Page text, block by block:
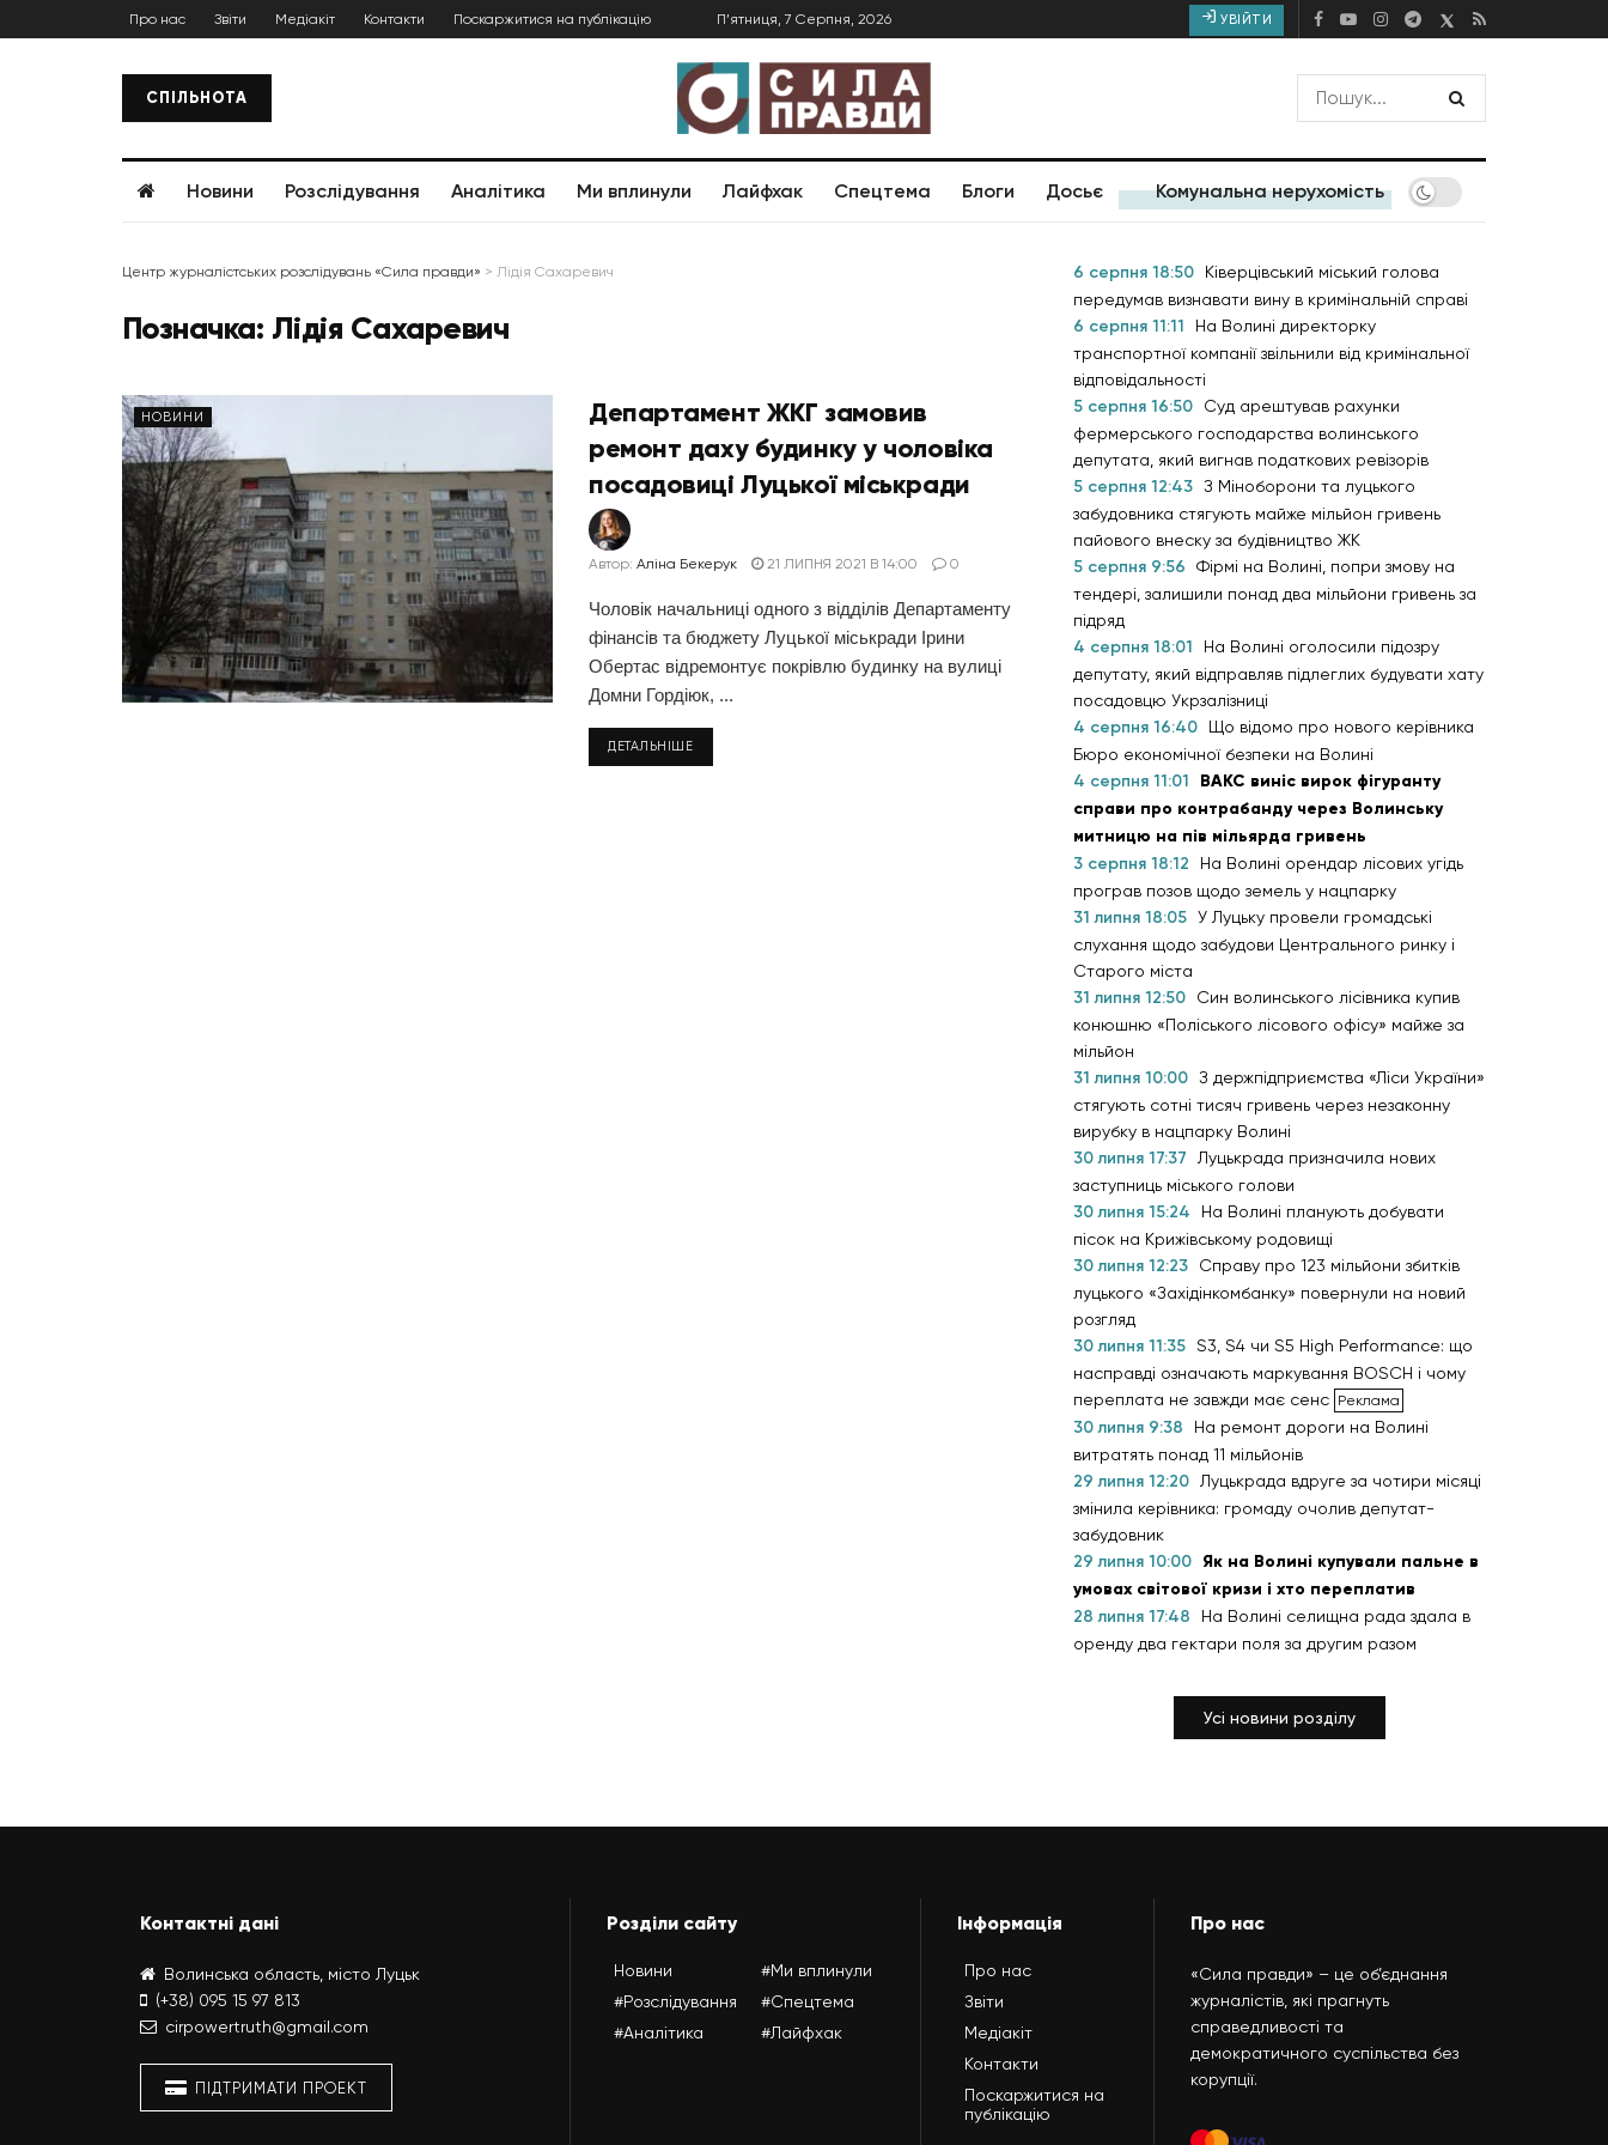
Про нас Звіти Медіакіт Контакти Поскаржитися на публікацію П’ятниця, 7 Серпня, 2026 УВІЙТИ
СПІЛЬНОТА
Новини Розслідування Аналітика Ми вплинули Лайфхак Спецтема Блоги Досьє Комунальна нерухомість
Центр журналістських розслідувань «Сила правди» > Лідія Сахаревич
Позначка: Лідія Сахаревич
НОВИНИ
Департамент ЖКГ замовив
ремонт даху будинку у чоловіка
посадовиці Луцької міськради
Автор: Аліна Бекерук 21 ЛИПНЯ 2021 В 14:00 0
Чоловік начальниці одного з відділів Департаменту
фінансів та бюджету Луцької міськради Ірини
Обертас відремонтує покрівлю будинку на вулиці
Домни Гордіюк, ...
ДЕТАЛЬНІШЕ
6 серпня 18:50
Ківерцівський міський голова
передумав визнавати вину в кримінальній справі
6 серпня 11:11
На Волині директорку
транспортної компанії звільнили від кримінальної
відповідальності
5 серпня 16:50
Суд арештував рахунки
фермерського господарства волинського
депутата, який вигнав податкових ревізорів
5 серпня 12:43 З Міноборони та луцького
забудовника стягують майже мільйон гривень
пайового внеску за будівництво ЖК
5 серпня 9:56
Фірмі на Волині, попри змову на
тендері, залишили понад два мільйони гривень за
підряд
4 серпня 18:01
На Волині оголосили підозру
депутату, який відправляв підлеглих будувати хату
посадовцю Укрзалізниці
4 серпня 16:40
Що відомо про нового керівника
Бюро економічної безпеки на Волині
4 серпня 11:01
ВАКС виніс вирок фігуранту
справи про контрабанду через Волинську
митницю на пів мільярда гривень
3 серпня 18:12
На Волині орендар лісових угідь
програв позов щодо земель у нацпарку
31 липня 18:05 У Луцьку провели громадські
слухання щодо забудови Центрального ринку і
Старого міста
31 липня 12:50
Син волинського лісівника купив
конюшню «Поліського лісового офісу» майже за
мільйон
31 липня 10:00 З держпідприємства «Ліси України»
стягують сотні тисяч гривень через незаконну
вирубку в нацпарку Волині
30 липня 17:37
Луцькрада призначила нових
заступниць міського голови
30 липня 15:24
На Волині планують добувати
пісок на Крижівському родовищі
30 липня 12:23
Справу про 123 мільйони збитків
луцького «Західінкомбанку» повернули на новий
розгляд
30 липня 11:35 S3, S4 чи S5 High Performance: що
насправді означають маркування BOSCH і чому
переплата не завжди має сенс
30 липня 9:38
На ремонт дороги на Волині
витратять понад 11 мільйонів
29 липня 12:20
Луцькрада вдруге за чотири місяці
змінила керівника: громаду очолив депутат-
забудовник
29 липня 10:00 Як на Волині купували пальне в
умовах світової кризи і хто переплатив
28 липня 17:48
На Волині селищна рада здала в
оренду два гектари поля за другим разом
Усі новини розділу
Контактні дані
Волинська область, місто Луцьк
(+38) 095 15 97 813
cirpowertruth@gmail.com
ПІДТРИМАТИ ПРОЕКТ
Розділи сайту
Новини
#Розслідування
#Аналітика
#Ми вплинули
#Спецтема
#Лайфхак
Інформація
Про нас
Звіти
Медіакіт
Контакти
Поскаржитися на
публікацію
Про нас
«Сила правди» – це об’єднання
журналістів, які прагнуть
справедливості та
демократичного суспільства без
корупції.